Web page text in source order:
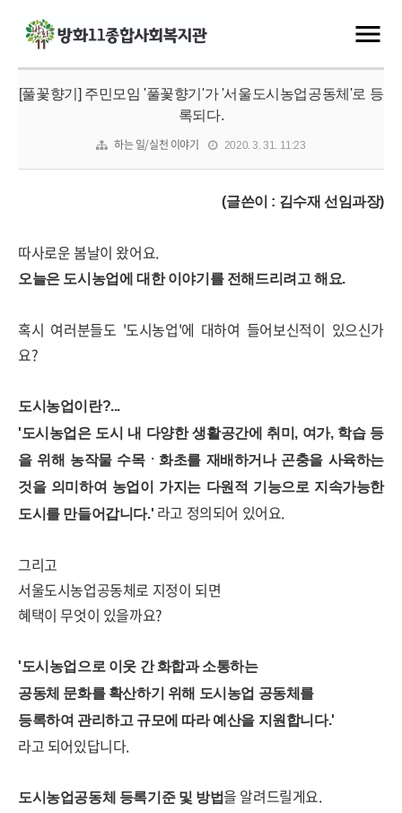
[풀꽃향기] 주민모임 '풀꽃향기'가 '서울도시농업공동체'로 등
록되다.
하는 일/실천 이야기 2020. 3. 31. 11:23
(글쓴이 : 김수재 선임과장)
따사로운 봄날이 왔어요.
오늘은 도시농업에 대한 이야기를 전해드리려고 해요.
혹시 여러분들도 '도시농업'에 대하여 들어보신적이 있으신가
요?
도시농업이란?...
'도시농업은 도시 내 다양한 생활공간에 취미 , 여가, 학습 등
을 위해 농작물 수목ㆍ화초를 재배하거나 곤충을 사육하는
것을 의미하여 농업이 가지는 다원적 기능으로 지속가능한
도시를 만들어갑니다.' 라고 정의되어 있어요.
그리고
서울도시농업공동체로 지정이 되면
혜택이 무엇이 있을까요?
'도시농업으로 이웃 간 화합과 소통하는
공동체 문화를 확산하기 위해 도시농업 공동체를
등록하여 관리하고 규모에 따라 예산을 지원합니다.'
라고 되어있답니다.
도시농업공동체 등록기준 및 방법을 알려드릴게요.